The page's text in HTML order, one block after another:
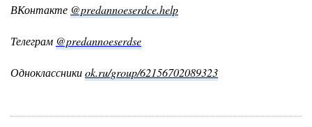
ВКонтакте @predannoeserdce.help
Телеграм @predannoeserdse
Одноклассникиok.ru/group/62156702089323